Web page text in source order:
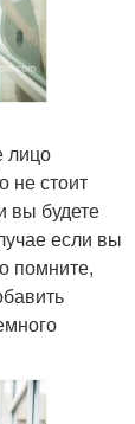
лицо
не стоит
вы будете
если вы
помните,